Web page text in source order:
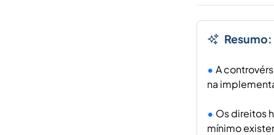
Resumo:
A
na
Os direitos
mínimo